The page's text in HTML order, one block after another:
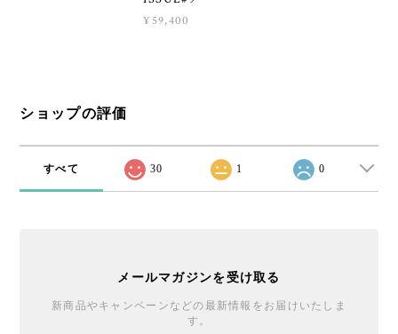
¥59,400
ショップの評価
すべて 30 1 0
メールマガジンを受け取る
新商品やキャンペーンなどの最新情報をお届けいたしま
す。